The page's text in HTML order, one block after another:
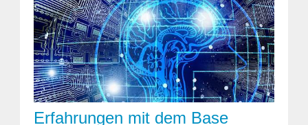
Erfahrungen mit dem Base